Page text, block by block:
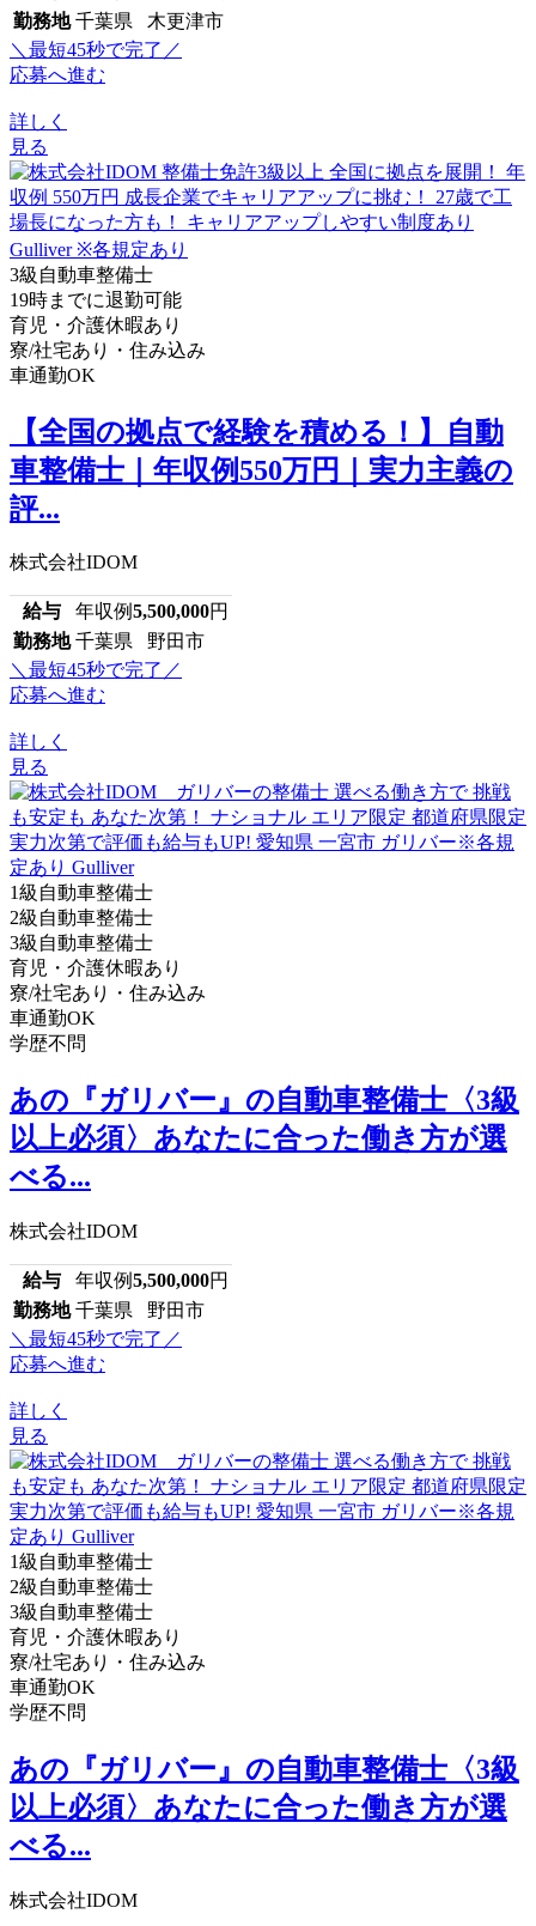
勤務地 千葉県 木更津市
＼最短45秒で完了／
応募へ進む
詳しく
見る
3級自動車整備士
19時までに退勤可能
育児・介護休暇あり
寮/社宅あり・住み込み
車通勤OK
【全国の拠点で経験を積める！】自動
車整備士｜年収例550万円｜実力主義の
評...
株式会社IDOM
給与 年収例5,500,000円
勤務地 千葉県 野田市
＼最短45秒で完了／
応募へ進む
詳しく
見る
1級自動車整備士
2級自動車整備士
3級自動車整備士
育児・介護休暇あり
寮/社宅あり・住み込み
車通勤OK
学歴不問
あの『ガリバー』の自動車整備士〈3級
以上必須〉あなたに合った働き方が選
べる...
株式会社IDOM
給与 年収例5,500,000円
勤務地 千葉県 野田市
＼最短45秒で完了／
応募へ進む
詳しく
見る
1級自動車整備士
2級自動車整備士
3級自動車整備士
育児・介護休暇あり
寮/社宅あり・住み込み
車通勤OK
学歴不問
あの『ガリバー』の自動車整備士〈3級
以上必須〉あなたに合った働き方が選
べる...
株式会社IDOM